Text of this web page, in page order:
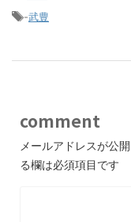
-武豊
comment
メールアドレスが公
る欄は必須項目です